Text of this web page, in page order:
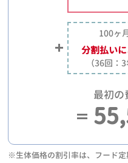
100ヶ
分割払い
（36回：
最初の
※生体価格の割引率は、フード